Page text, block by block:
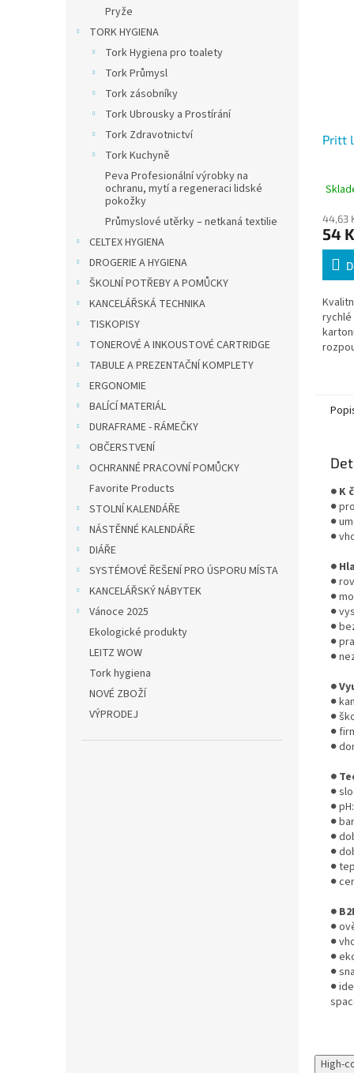
Pryže
TORK HYGIENA
Tork Hygiena pro toalety
Tork Průmysl
Tork zásobníky
Tork Ubrousky a Prostírání
Tork Zdravotnictví
Tork Kuchyně
Peva Profesionální výrobky na
ochranu, mytí a regeneraci lidské
pokožky
Průmyslové utěrky – netkaná textilie
CELTEX HYGIENA
DROGERIE A HYGIENA
ŠKOLNÍ POTŘEBY A POMŮCKY
KANCELÁŘSKÁ TECHNIKA
TISKOPISY
TONEROVÉ A INKOUSTOVÉ CARTRIDGE
TABULE A PREZENTAČNÍ KOMPLETY
ERGONOMIE
BALÍCÍ MATERIÁL
DURAFRAME - RÁMEČKY
OBČERSTVENÍ
OCHRANNÉ PRACOVNÍ POMŮCKY
Favorite Products
STOLNÍ KALENDÁŘE
NÁSTĚNNÉ KALENDÁŘE
DIÁŘE
SYSTÉMOVÉ ŘEŠENÍ PRO ÚSPORU MÍSTA
KANCELÁŘSKÝ NÁBYTEK
Vánoce 2025
Ekologické produkty
LEITZ WOW
Tork hygiena
NOVÉ ZBOŽÍ
VÝPRODEJ
Pritt
44,63
54
rychlé
● K
●
●
●
●
●
●
●
●
●
●
●
●
●
●
●
●
●
●
●
●
●
●
●
●
●
●
●
●
●
High-